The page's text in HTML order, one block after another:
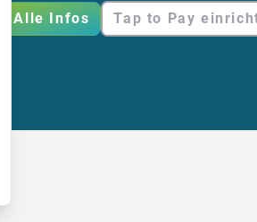
Alle Infos Tap to Pay